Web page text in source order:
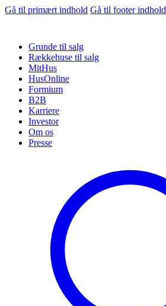
Gå til primært indhold Gå til footer indhold
Grunde til salg
Rækkehuse til salg
MitHus
HusOnline
Formium
B2B
Karriere
Investor
Om os
Presse